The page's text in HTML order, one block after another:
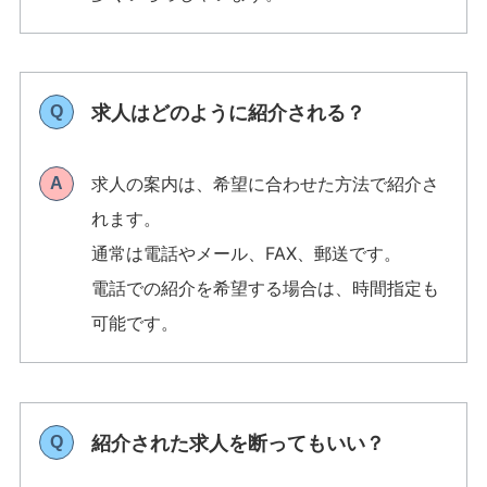
Q 求人はどのように紹介される？
A
求人の案内は、希望に合わせた方法で紹介さ
れます。
通常は電話やメール、FAX、郵送です。
電話での紹介を希望する場合は、時間指定も
可能です。
Q 紹介された求人を断ってもいい？